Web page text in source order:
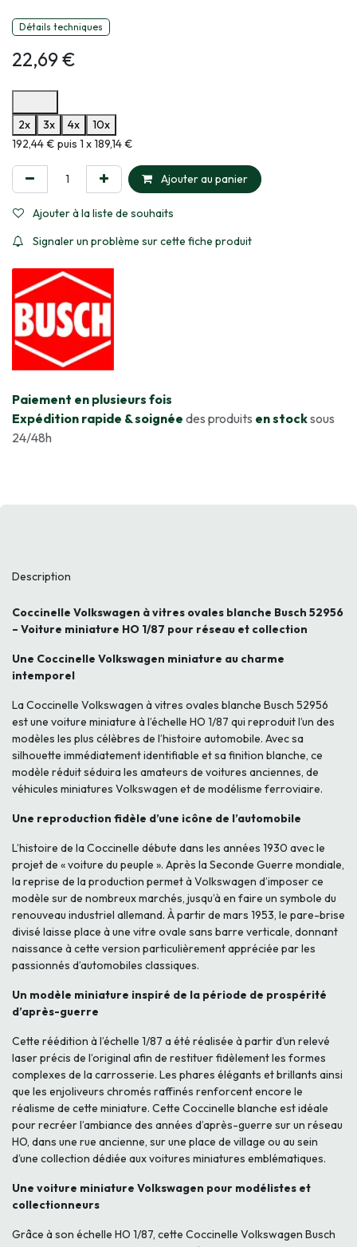
Détails techniques
22,69€
2x
3x 4x
10x
Informations sur le plan de paiement sélectionné
192,44 € puis 1 x 189,14 €
Ajouter au panier
Ajouter à la liste de souhaits
Signaler un problème sur cette fiche produit
​Paiement en plusieurs fois
Expédition rapide & soignée des produits en stocksous
24/48h
Description
Coccinelle Volkswagen à vitres ovales blanche Busch 52956
– Voiture miniature HO 1/87 pour réseau et collection
Une Coccinelle Volkswagen miniature au charme
intemporel
La Coccinelle Volkswagen à vitres ovales blanche Busch 52956
est une voiture miniature à l’échelle HO 1/87 qui reproduit l’un des
modèles les plus célèbres de l’histoire automobile. Avec sa
silhouette immédiatement identifiable et sa finition blanche, ce
modèle réduit séduira les amateurs de voitures anciennes, de
véhicules miniatures Volkswagen et de modélisme ferroviaire.
Une reproduction fidèle d’une icône de l’automobile
L’histoire de la Coccinelle débute dans les années 1930 avec le
projet de « voiture du peuple ». Après la Seconde Guerre mondiale,
la reprise de la production permet à Volkswagen d’imposer ce
modèle sur de nombreux marchés, jusqu’à en faire un symbole du
renouveau industriel allemand. À partir de mars 1953, le pare-brise
divisé laisse place à une vitre ovale sans barre verticale, donnant
naissance à cette version particulièrement appréciée par les
passionnés d’automobiles classiques.
Un modèle miniature inspiré de la période de prospérité
d’après-guerre
Cette réédition à l’échelle 1/87 a été réalisée à partir d’un relevé
laser précis de l’original afin de restituer fidèlement les formes
complexes de la carrosserie. Les phares élégants et brillants ainsi
que les enjoliveurs chromés raffinés renforcent encore le
réalisme de cette miniature. Cette Coccinelle blanche est idéale
pour recréer l’ambiance des années d’après-guerre sur un réseau
HO, dans une rue ancienne, sur une place de village ou au sein
d’une collection dédiée aux voitures miniatures emblématiques.
Une voiture miniature Volkswagen pour modélistes et
collectionneurs
Grâce à son échelle HO 1/87, cette Coccinelle Volkswagen Busch